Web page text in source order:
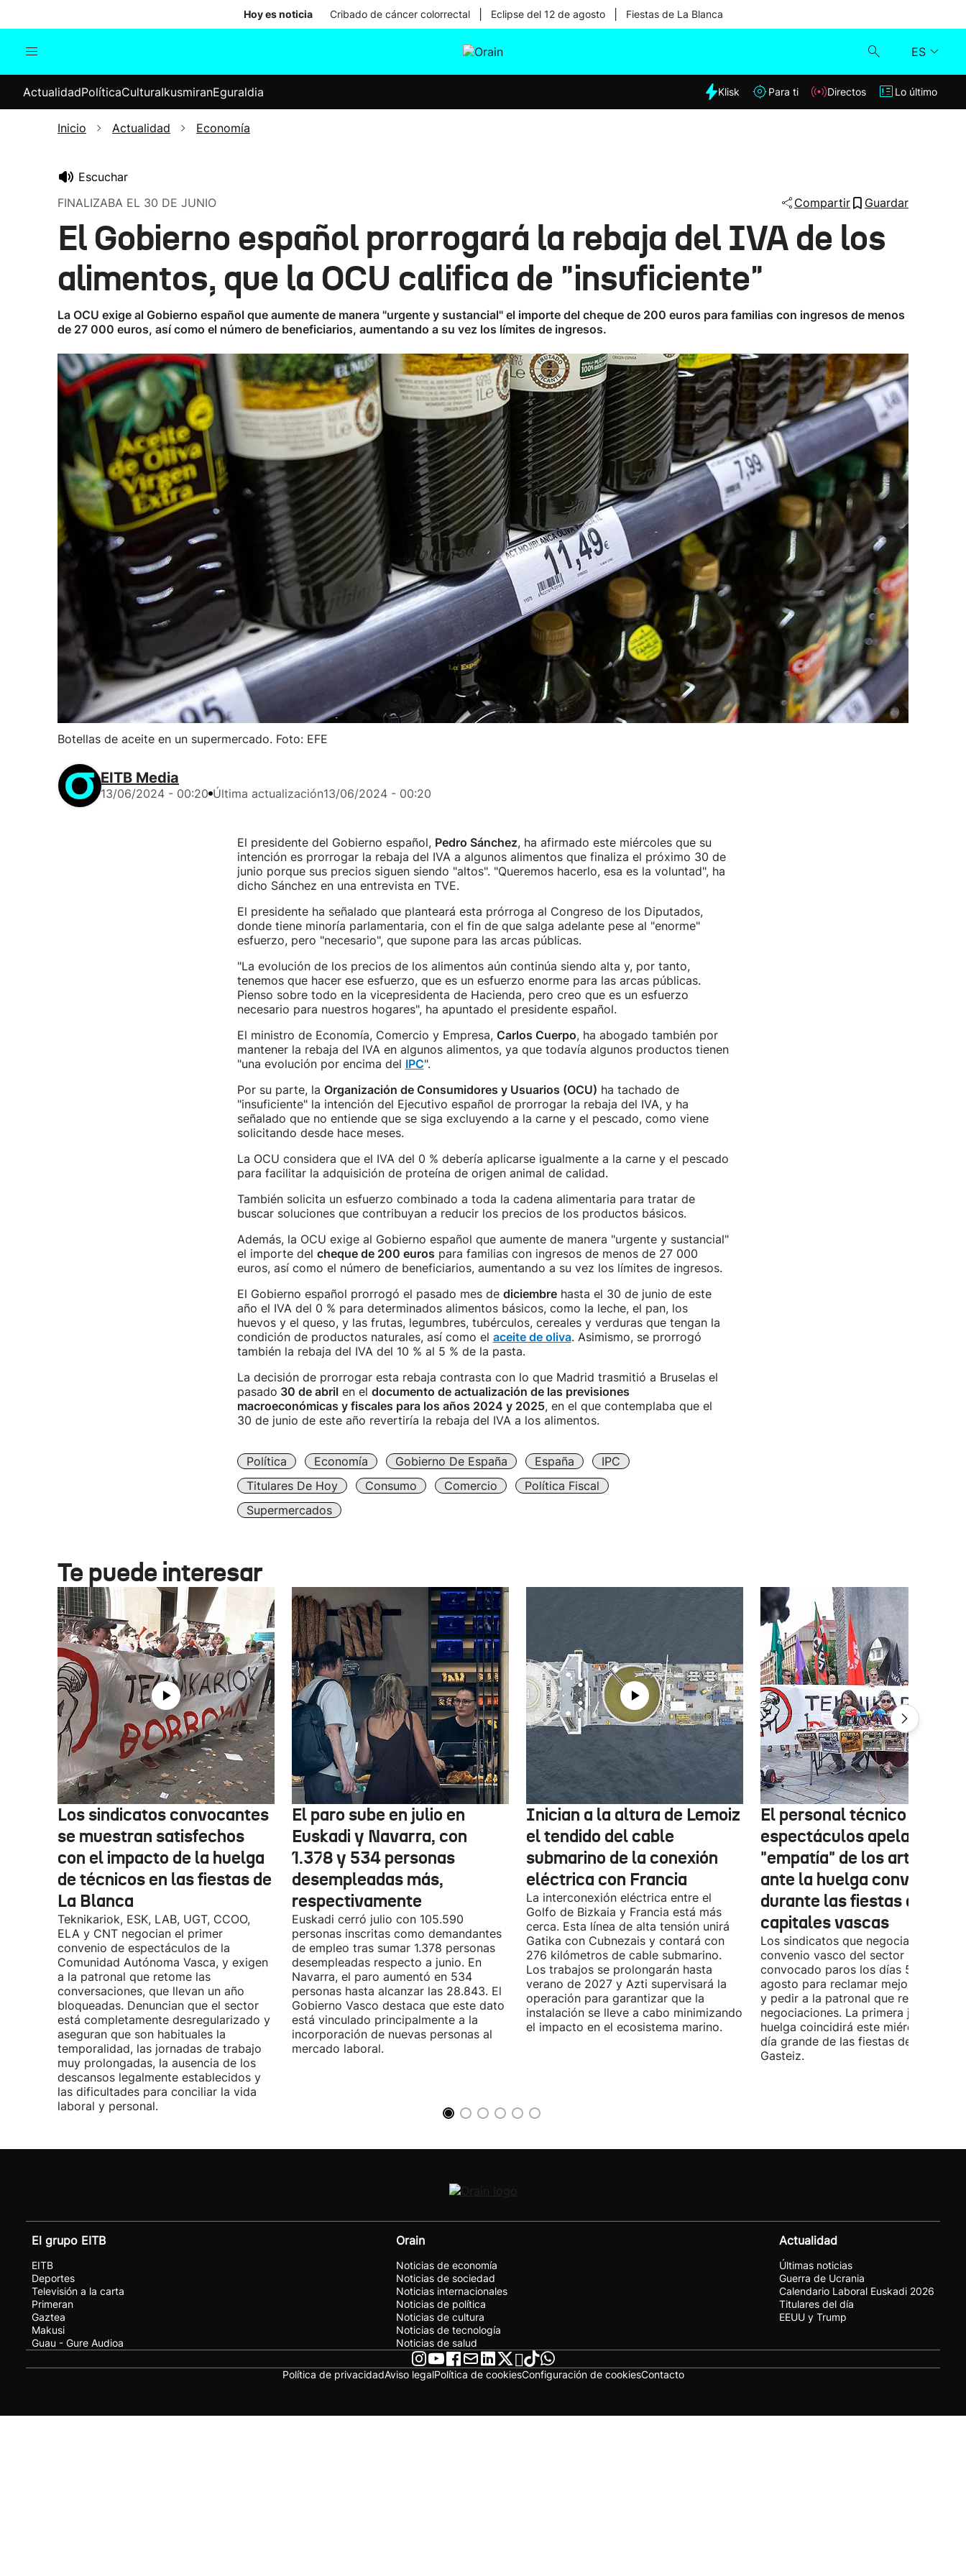
Hoy es noticia Cribado de cáncer colorrectal Eclipse del 12 de agosto Fiestas de La Blanca
ES
Internacional
Elecciones
Klisk
Lo último
ActualidadPolíticaCulturaIkusmiranEguraldia Klisk Para ti Directos Lo último
Inicio Actualidad Economía
Escuchar
FINALIZABA EL 30 DE JUNIO
Compartir Guardar
El Gobierno español prorrogará la rebaja del IVA de los
alimentos, que la OCU califica de "insuficiente"
La OCU exige al Gobierno español que aumente de manera "urgente y sustancial" el importe del cheque de 200 euros para familias con ingresos de menos
de 27 000 euros, así como el número de beneficiarios, aumentando a su vez los límites de ingresos.
Botellas de aceite en un supermercado. Foto: EFE
EITB Media
13/06/2024 - 00:20 Última actualización13/06/2024 - 00:20
El presidente del Gobierno español, Pedro Sánchez, ha afirmado este miércoles que su
intención es prorrogar la rebaja del IVA a algunos alimentos que finaliza el próximo 30 de
junio porque sus precios siguen siendo "altos". "Queremos hacerlo, esa es la voluntad", ha
dicho Sánchez en una entrevista en TVE.
El presidente ha señalado que planteará esta prórroga al Congreso de los Diputados,
donde tiene minoría parlamentaria, con el fin de que salga adelante pese al "enorme"
esfuerzo, pero "necesario", que supone para las arcas públicas.
"La evolución de los precios de los alimentos aún continúa siendo alta y, por tanto,
tenemos que hacer ese esfuerzo, que es un esfuerzo enorme para las arcas públicas.
Pienso sobre todo en la vicepresidenta de Hacienda, pero creo que es un esfuerzo
necesario para nuestros hogares", ha apuntado el presidente español.
El ministro de Economía, Comercio y Empresa, Carlos Cuerpo, ha abogado también por
mantener la rebaja del IVA en algunos alimentos, ya que todavía algunos productos tienen
"una evolución por encima del IPC".
Por su parte, la Organización de Consumidores y Usuarios (OCU) ha tachado de
"insuficiente" la intención del Ejecutivo español de prorrogar la rebaja del IVA, y ha
señalado que no entiende que se siga excluyendo a la carne y el pescado, como viene
solicitando desde hace meses.
La OCU considera que el IVA del 0 % debería aplicarse igualmente a la carne y el pescado
para facilitar la adquisición de proteína de origen animal de calidad.
También solicita un esfuerzo combinado a toda la cadena alimentaria para tratar de
buscar soluciones que contribuyan a reducir los precios de los productos básicos.
Además, la OCU exige al Gobierno español que aumente de manera "urgente y sustancial"
el importe del cheque de 200 euros para familias con ingresos de menos de 27 000
euros, así como el número de beneficiarios, aumentando a su vez los límites de ingresos.
El Gobierno español prorrogó el pasado mes de diciembrehasta el 30 de junio de este
año el IVA del 0 % para determinados alimentos básicos, como la leche, el pan, los
huevos y el queso, y las frutas, legumbres, tubérculos, cereales y verduras que tengan la
condición de productos naturales, así como el aceite de oliva. Asimismo, se prorrogó
también la rebaja del IVA del 10 % al 5 % de la pasta.
La decisión de prorrogar esta rebaja contrasta con lo que Madrid trasmitió a Bruselas el
pasado 30 de abrilen el documento de actualización de las previsiones
macroeconómicas y fiscales para los años 2024 y 2025, en el que contemplaba que el
30 de junio de este año revertiría la rebaja del IVA a los alimentos.
Política Economía Gobierno De España España
IPC
Titulares De Hoy
Consumo Comercio
Política Fiscal
Supermercados
Te puede interesar
Los sindicatos convocantes
se muestran satisfechos
con el impacto de la huelga
de técnicos en las fiestas de
La Blanca
Teknikariok, ESK, LAB, UGT, CCOO,
ELA y CNT negocian el primer
convenio de espectáculos de la
Comunidad Autónoma Vasca, y exigen
a la patronal que retome las
conversaciones, que llevan un año
bloqueadas. Denuncian que el sector
está completamente desregularizado y
aseguran que son habituales la
temporalidad, las jornadas de trabajo
muy prolongadas, la ausencia de los
descansos legalmente establecidos y
las dificultades para conciliar la vida
laboral y personal.
El paro sube en julio en
Euskadi y Navarra, con
1.378 y 534 personas
desempleadas más,
respectivamente
Euskadi cerró julio con 105.590
personas inscritas como demandantes
de empleo tras sumar 1.378 personas
desempleadas respecto a junio. En
Navarra, el paro aumentó en 534
personas hasta alcanzar las 28.843. El
Gobierno Vasco destaca que este dato
está vinculado principalmente a la
incorporación de nuevas personas al
mercado laboral.
Inician a la altura de Lemoiz
el tendido del cable
submarino de la conexión
eléctrica con Francia
La interconexión eléctrica entre el
Golfo de Bizkaia y Francia está más
cerca. Esta línea de alta tensión unirá
Gatika con Cubnezais y contará con
276 kilómetros de cable submarino.
Los trabajos se prolongarán hasta
verano de 2027 y Azti supervisará la
operación para garantizar que la
instalación se lleve a cabo minimizando
el impacto en el ecosistema marino.
El personal técnico de
espectáculos apela a la
"empatía" de los artistas
ante la huelga convocada
durante las fiestas de las
capitales vascas
Los sindicatos que negocian el
convenio vasco del sector han
convocado paros los días 5, 14 y 26
agosto para reclamar mejoras
y pedir a la patronal que retome las
negociaciones. La primera jornada de
huelga coincidirá este miércoles con
día grande de las fiestas de Vitoria-
Gasteiz.
El grupo EITB
EITB
Deportes
Televisión a la carta
Primeran
Gaztea
Makusi
Guau - Gure Audioa
Orain
Noticias de economía
Noticias de sociedad
Noticias internacionales
Noticias de política
Noticias de cultura
Noticias de tecnología
Noticias de salud
Actualidad
Últimas noticias
Guerra de Ucrania
Calendario Laboral Euskadi 2026
Titulares del día
EEUU y Trump
Política de privacidadAviso legalPolítica de cookiesConfiguración de cookiesContacto